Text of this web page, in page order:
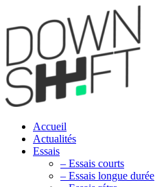
Accueil
Actualités
Essais
– Essais courts
– Essais longue durée